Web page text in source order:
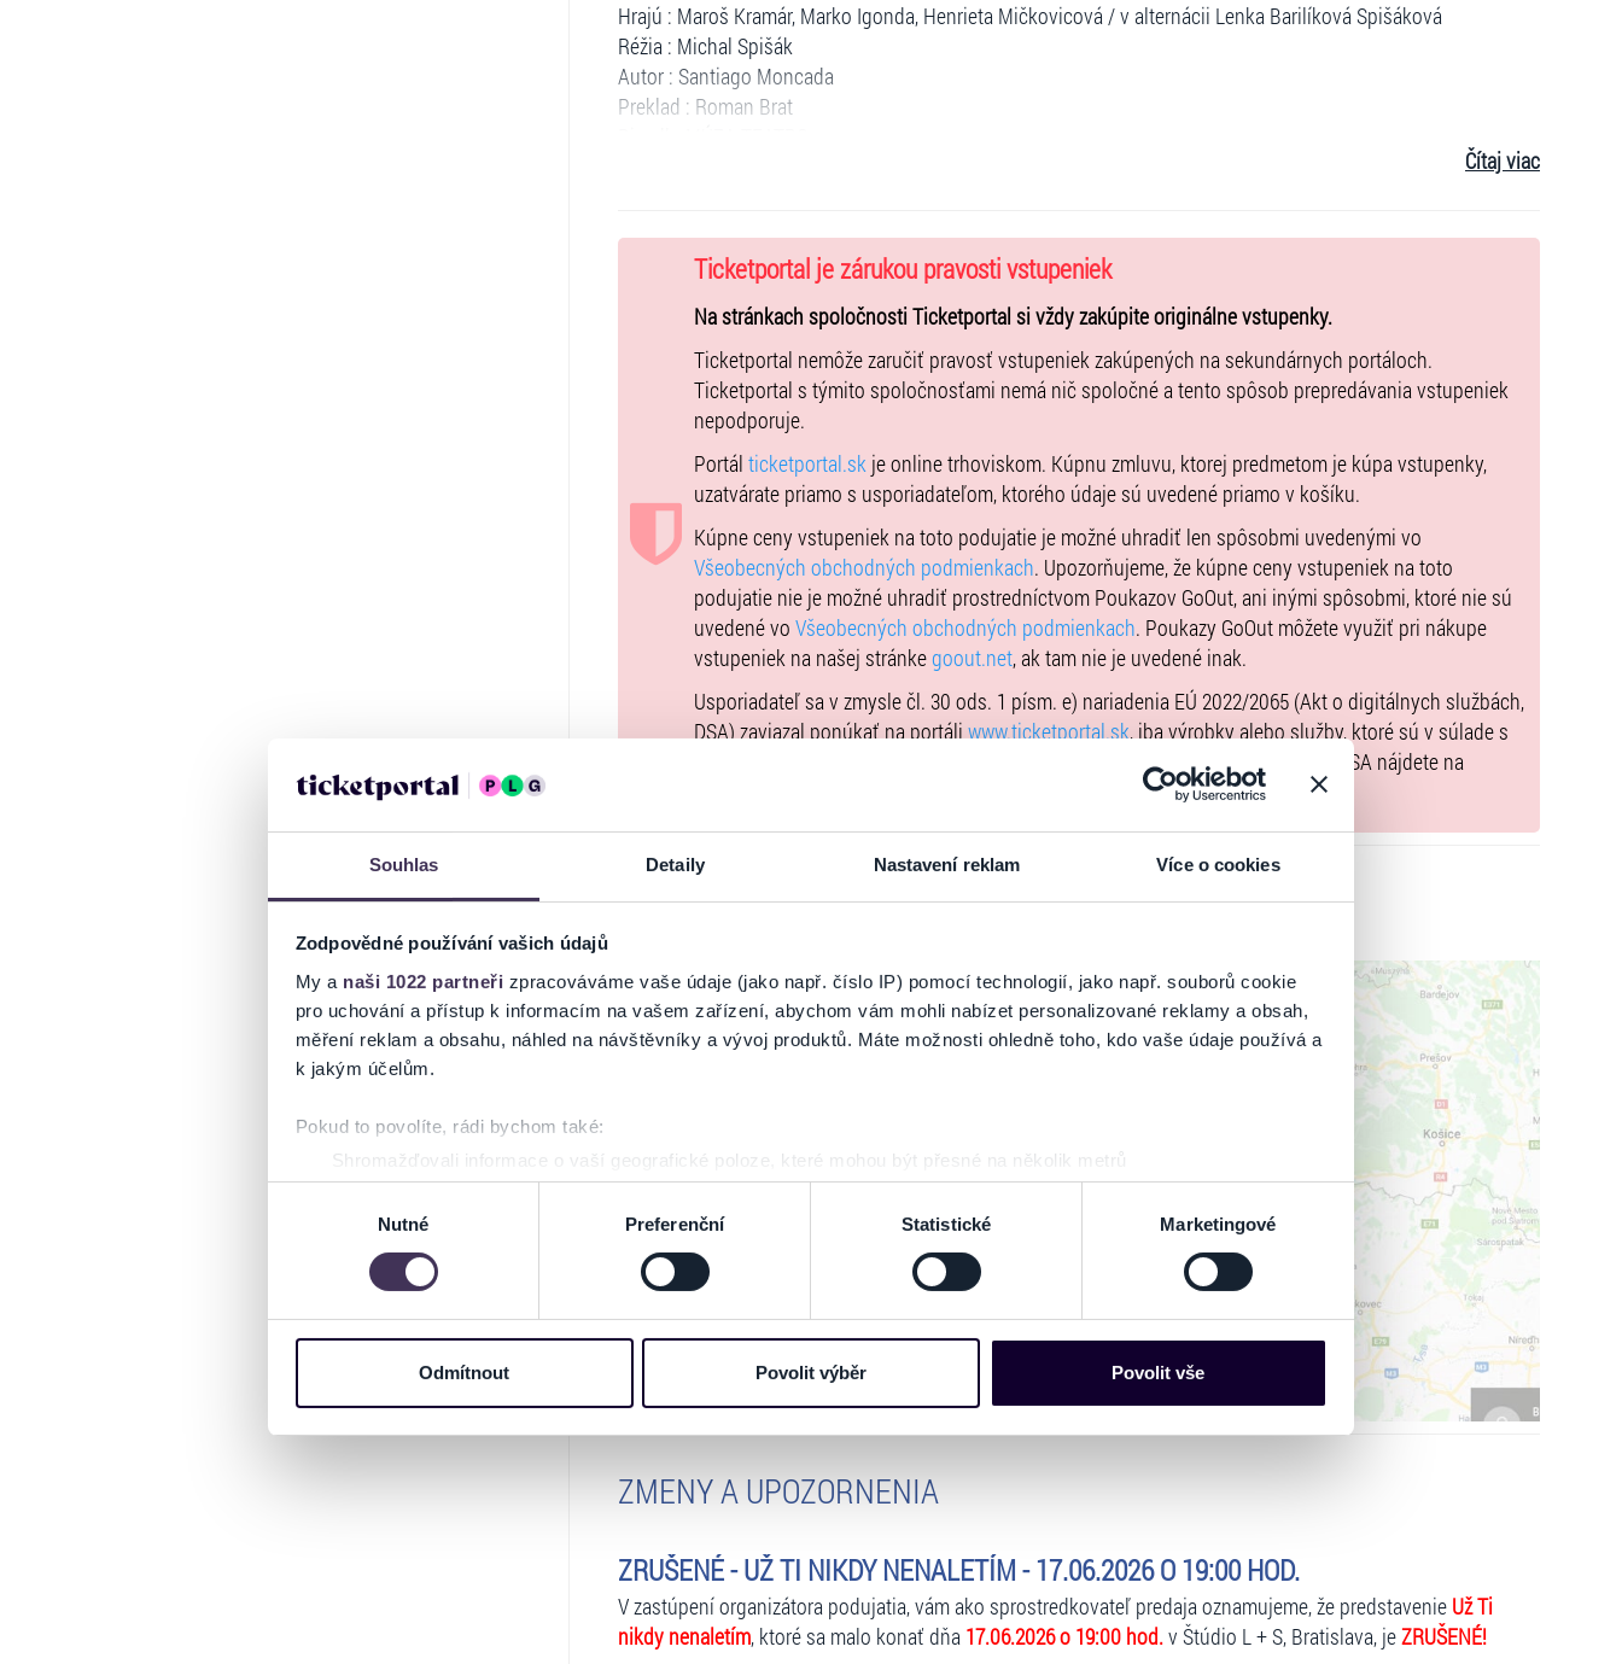
Souhlas Detaily Nastavení reklam Více o cookies
Zodpovědné používání vašich údajů
My a naši 1022 partneři zpracováváme vaše údaje (jako např. číslo IP) pomocí technologií, jako např. souborů cookie
pro uchování a přístup k informacím na vašem zařízení, abychom vám mohli nabízet personalizované reklamy a obsah,
měření reklam a obsahu, náhled na návštěvníky a vývoj produktů. Máte možnosti ohledně toho, kdo vaše údaje používá a
k jakým účelům.
Pokud to povolíte, rádi bychom také:
Shromažďovali informace o vaší geografické poloze, které mohou být přesné na několik metrů
Identifikovali vaše zařízení pomocí aktivního skenování pro konkrétní charakteristiky (otisk prstu)
Zjistěte více o tom, jak zpracováváme vaše osobní údaje, a nastavte si předvolby v
části s podrobnostmi. Svůj souhlas
můžete kdykoliv změnit nebo odvolat v části Prohlášení o souborech cookie.
informace o vašem zařízení nebo vaší aktivitě na našich webových stránkách. Tyto informace mohou představovat
osobní údaje. Získané informace používáme např. k analýze návštěvnosti webu nebo k personalizaci obsahu a reklam.
můžete kdykoliv změnit v zápatí stránky v záložce „Cookies a jejich nastavení“.
Nutné Preferenční Statistické Marketingové
Odmítnout Povolit výběr Povolit vše
Hrajú : Maroš Kramár, Marko Igonda, Henrieta Mičkovicová / v alternácii Lenka Barilíková Spišáková
Réžia : Michal Spišák
Autor : Santiago Moncada
Preklad : Roman Brat
Čítaj viac
Ticketportal je zárukou pravosti vstupeniek
Na stránkach spoločnosti Ticketportal si vždy zakúpite originálne vstupenky.
Ticketportal nemôže zaručiť pravosť vstupeniek zakúpených na sekundárnych portáloch.
Ticketportal s týmito spoločnosťami nemá nič spoločné a tento spôsob prepredávania vstupeniek
nepodporuje.
Portál ticketportal.skje online trhoviskom. Kúpnu zmluvu, ktorej predmetom je kúpa vstupenky,
uzatvárate priamo s usporiadateľom, ktorého údaje sú uvedené priamo v košíku.
Kúpne ceny vstupeniek na toto podujatie je možné uhradiť len spôsobmi uvedenými vo
Všeobecných obchodných podmienkach. Upozorňujeme, že kúpne ceny vstupeniek na toto
podujatie nie je možné uhradiť prostredníctvom Poukazov GoOut, ani inými spôsobmi, ktoré nie sú
uvedené vo Všeobecných obchodných podmienkach. Poukazy GoOut môžete využiť pri nákupe
vstupeniek na našej stránkegoout.net, ak tam nie je uvedené inak.
Usporiadateľ sa v zmysle čl. 30 ods. 1 písm. e) nariadenia EÚ 2022/2065 (Akt o digitálnych službách,
DSA) zaviazal ponúkať na portáliwww.ticketportal.sk, iba výrobky alebo služby, ktoré sú v súlade s
uplatniteľným právom Európskej únie. Príslušné informácie a kontakty podľa DSA nájdete na
NA MAPE
ZMENY A UPOZORNENIA
ZRUŠENÉ - UŽ TI NIKDY NENALETÍM - 17.06.2026 O 19:00 HOD.
V zastúpení organizátora podujatia, vám ako sprostredkovateľ predaja oznamujeme, že predstavenie Už Ti
nikdy nenaletím, ktoré sa malo konať dňa 17.06.2026 o 19:00 hod.v Štúdio L + S, Bratislava, jeZRUŠENÉ!